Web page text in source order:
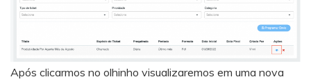
Após clicarmos no olhinho visualizaremos em uma nova